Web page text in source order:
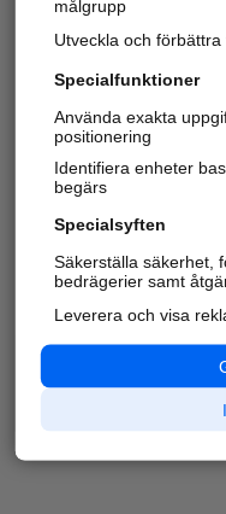
målgrupp
Utveckla och förbättra
Specialfunktioner
Använda exakta
positionering
Identifiera enheter
begärs
Specialsyften
Säkerställa säkerhet,
bedrägerier samt
Leverera och visa